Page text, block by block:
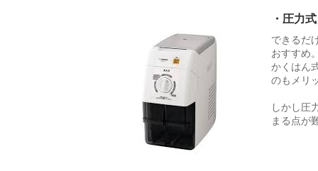
・圧力式
できるだ
おすすめ
かくはん
のもメリ
しかし圧
まる点が